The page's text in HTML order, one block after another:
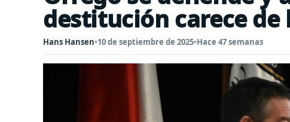
destitución carece de
Hans Hansen•10 de septiembre de 2025•Hace 47 semanas